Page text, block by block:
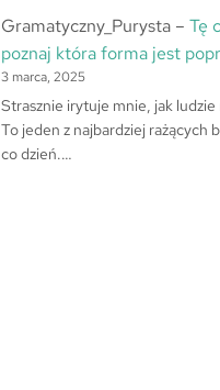
Gramatyczny_Purysta –Tę
poznaj która forma jest
3 marca, 2025
Strasznie irytuje mnie, jak ludzie
To jeden z najbardziej rażących
co dzień.…